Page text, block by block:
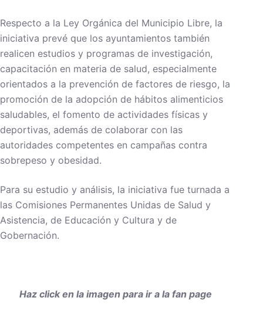
Respecto a la Ley Orgánica del Municipio Libre, la
iniciativa prevé que los ayuntamientos también
realicen estudios y programas de investigación,
capacitación en materia de salud, especialmente
orientados a la prevención de factores de riesgo, la
promoción de la adopción de hábitos alimenticios
saludables, el fomento de actividades físicas y
deportivas, además de colaborar con las
autoridades competentes en campañas contra
sobrepeso y obesidad.
Para su estudio y análisis, la iniciativa fue turnada a
las Comisiones Permanentes Unidas de Salud y
Asistencia, de Educación y Cultura y de
Gobernación.
Haz click en la imagen para ir a la fan page